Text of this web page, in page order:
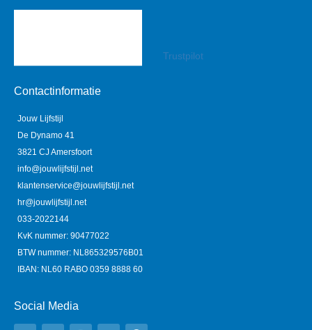
Trustpilot
Contactinformatie
Jouw Lijfstijl
De Dynamo 41
3821 CJ Amersfoort
info@jouwlijfstijl.net
klantenservice@jouwlijfstijl.net
hr@jouwlijfstijl.net
033-2022144
KvK nummer: 90477022
BTW nummer: NL865329576B01
IBAN: NL60 RABO 0359 8888 60
Social Media
o
a
n
i
i